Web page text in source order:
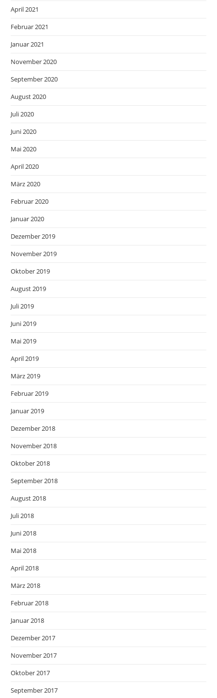
April 2021
Februar 2021
Januar 2021
November 2020
September 2020
August 2020
Juli 2020
Juni 2020
Mai 2020
April 2020
März 2020
Februar 2020
Januar 2020
Dezember 2019
November 2019
Oktober 2019
August 2019
Juli 2019
Juni 2019
Mai 2019
April 2019
März 2019
Februar 2019
Januar 2019
Dezember 2018
November 2018
Oktober 2018
September 2018
August 2018
Juli 2018
Juni 2018
Mai 2018
April 2018
März 2018
Februar 2018
Januar 2018
Dezember 2017
November 2017
Oktober 2017
September 2017